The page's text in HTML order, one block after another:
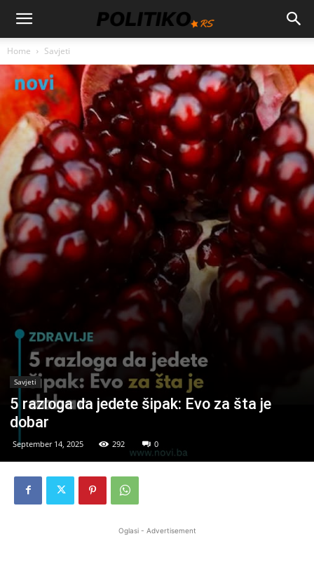
Home Savjeti
Savjeti
5 razloga da jedete šipak: Evo za šta je
dobar
September 14, 2025 292 0
Oglasi - Advertisement